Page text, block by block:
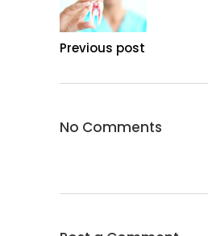
Previous post
No Comments